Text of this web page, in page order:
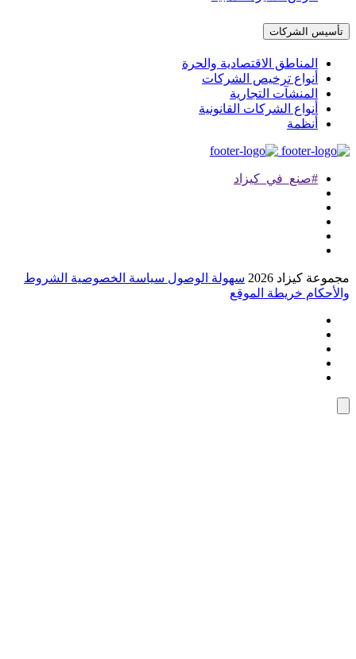
تأسيس الشركات
المناطق الاقتصادية والحرة
أنواع ترخيص الشركات
المنشآت التجارية
أنواع الشركات القانونية
أنظمة
#صنع_في_كيزاد
كيزاد 2026 سهولة الوصولسياسة الخصوصيةالشروط
خريطة الموقع